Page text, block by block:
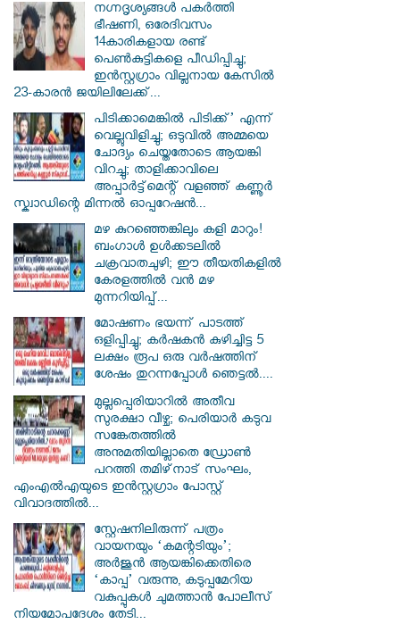
നഗ്നദൃശ്യങ്ങൾ പകർത്തി
ഭീഷണി, ഒരേദിവസം
14കാരികളായ രണ്ട്
പെൺകുട്ടികളെ പീഡിപ്പിച്ചു;
ഇൻസ്റ്റഗ്രാം വില്ലനായ കേസിൽ
23-കാരൻ ജയിലിലേക്ക്...
പിടിക്കാമെങ്കിൽ പിടിക്ക്’ എന്ന്
വെല്ലുവിളിച്ചു; ഒടുവിൽ അമ്മയെ
ചോദ്യം ചെയ്തതോടെ ആയങ്കി
വിറച്ചു; താളിക്കാവിലെ
അപ്പാർട്ട്മെന്റ് വളഞ്ഞ് കണ്ണൂർ
സ്ക്വാഡിന്റെ മിന്നൽ ഓപ്പറേഷൻ...
മഴ കുറഞ്ഞെങ്കിലും കളി മാറും!
ബംഗാൾ ഉൾക്കടലിൽ
ചക്രവാതചുഴി; ഈ തീയതികളിൽ
കേരളത്തിൽ വൻ മഴ
മുന്നറിയിപ്പ്...
മോഷണം ഭയന്ന് പാടത്ത്
ഒളിപ്പിച്ചു; കർഷകൻ കുഴിച്ചിട്ട 5
ലക്ഷം രൂപ ഒരു വർഷത്തിന്
ശേഷം തുറന്നപ്പോൾ ഞെട്ടൽ....
മുല്ലപ്പെരിയാറിൽ അതീവ
സുരക്ഷാ വീഴ്ച; പെരിയാർ കടുവ
സങ്കേതത്തിൽ
അനുമതിയില്ലാതെ ഡ്രോൺ
പറത്തി തമിഴ്‌നാട് സംഘം,
എംഎൽഎയുടെ ഇൻസ്റ്റഗ്രാം പോസ്റ്റ്
വിവാദത്തിൽ...
സ്റ്റേഷനിലിരുന്ന് പത്രം
വായനയും ‘കമന്റടിയും’;
അർജുൻ ആയങ്കിക്കെതിരെ
‘കാപ്പ’ വരുന്നു, കടുപ്പമേറിയ
വകുപ്പുകൾ ചുമത്താൻ പോലീസ്
നിയമോപദേശം തേടി...